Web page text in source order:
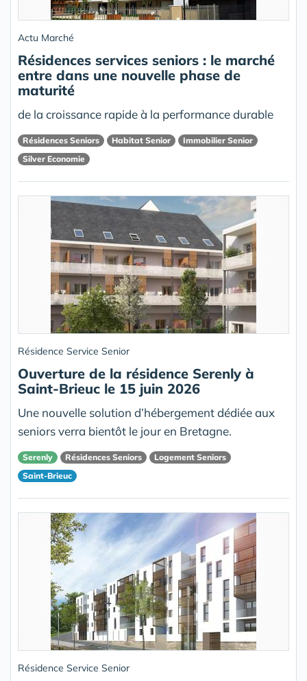
Actu Marché
Résidences services seniors : le marché
entre dans une nouvelle phase de
maturité
de la croissance rapide à la performance durable
Résidences Seniors Habitat Senior
Immobilier Senior
Silver Economie
Résidence Service Senior
Ouverture de la résidence Serenly à
Saint-Brieuc le 15 juin 2026
Une nouvelle solution d’hébergement dédiée aux
seniors verra bientôt le jour en Bretagne.
Serenly Résidences Seniors
Logement Seniors
Saint-Brieuc
Résidence Service Senior